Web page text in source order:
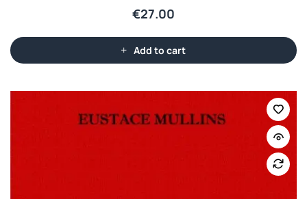
€27.00
Add to cart